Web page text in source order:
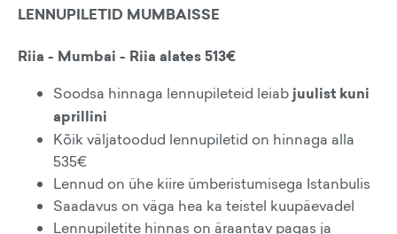
LENNUPILETID MUMBAISSE
Riia - Mumbai - Riia alates 513€
Soodsa hinnaga lennupileteid leiab juulist kuni
aprillini
Kõik väljatoodud lennupiletid on hinnaga alla
535€
Lennud on ühe kiire ümberistumisega Istanbulis
Saadavus on väga hea ka teistel kuupäevadel
Lennupiletite hinnas on äraantav pagas ja